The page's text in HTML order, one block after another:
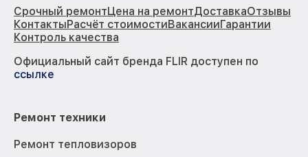
Срочный ремонтЦена на ремонтДоставкаОтзывы
КонтактыРасчёт стоимостиВакансииГарантии
Контроль качества
Официальный сайт бренда FLIR доступен по
ссылке
Ремонт техники
Ремонт тепловизоров